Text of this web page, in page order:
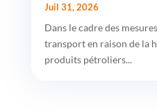
Juil 31, 2026
Dans le cadre des
transport en raison de la
produits pétroliers...